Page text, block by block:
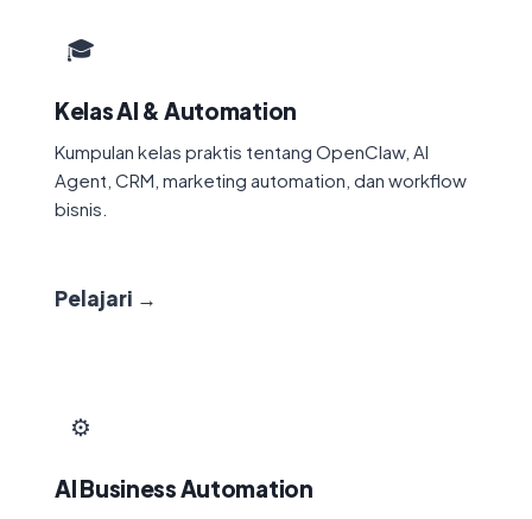
🎓
Kelas AI & Automation
Kumpulan kelas praktis tentang OpenClaw, AI
Agent, CRM, marketing automation, dan workflow
bisnis.
Pelajari →
⚙️
AI Business Automation